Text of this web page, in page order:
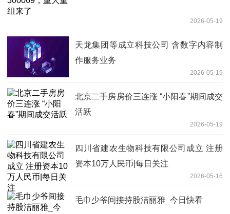
2026-05-19
天龙集团等成立科技公司 含数字内容制
作服务业务
2026-05-19
北京二手房房价三连涨 “小阳春”期间成交
活跃
2026-05-19
四川省建农生物科技有限公司成立 注册
资本10万人民币|每日关注
2026-05-16
毛巾少爷间接持股洁丽雅_今日快看